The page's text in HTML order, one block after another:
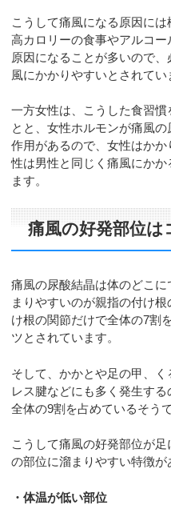
こうして痛風になる原因に
高カロリーの食事やアルコ
原因になることが多いので
風にかかりやすいとされてい
一方女性は、こうした食習
とと、女性ホルモンが痛風
作用があるので、女性はか
性は男性と同じく痛風にか
ます。
痛風の好発部位
痛風の尿酸結晶は体のどこ
まりやすいのが親指の付け
け根の関節だけで全体の7割
ツとされています。
そして、かかとや足の甲、
レス腱などにも多く発生す
全体の9割を占めているそうで
こうして痛風の好発部位が
の部位に溜まりやすい特徴が
・体温が低い部位